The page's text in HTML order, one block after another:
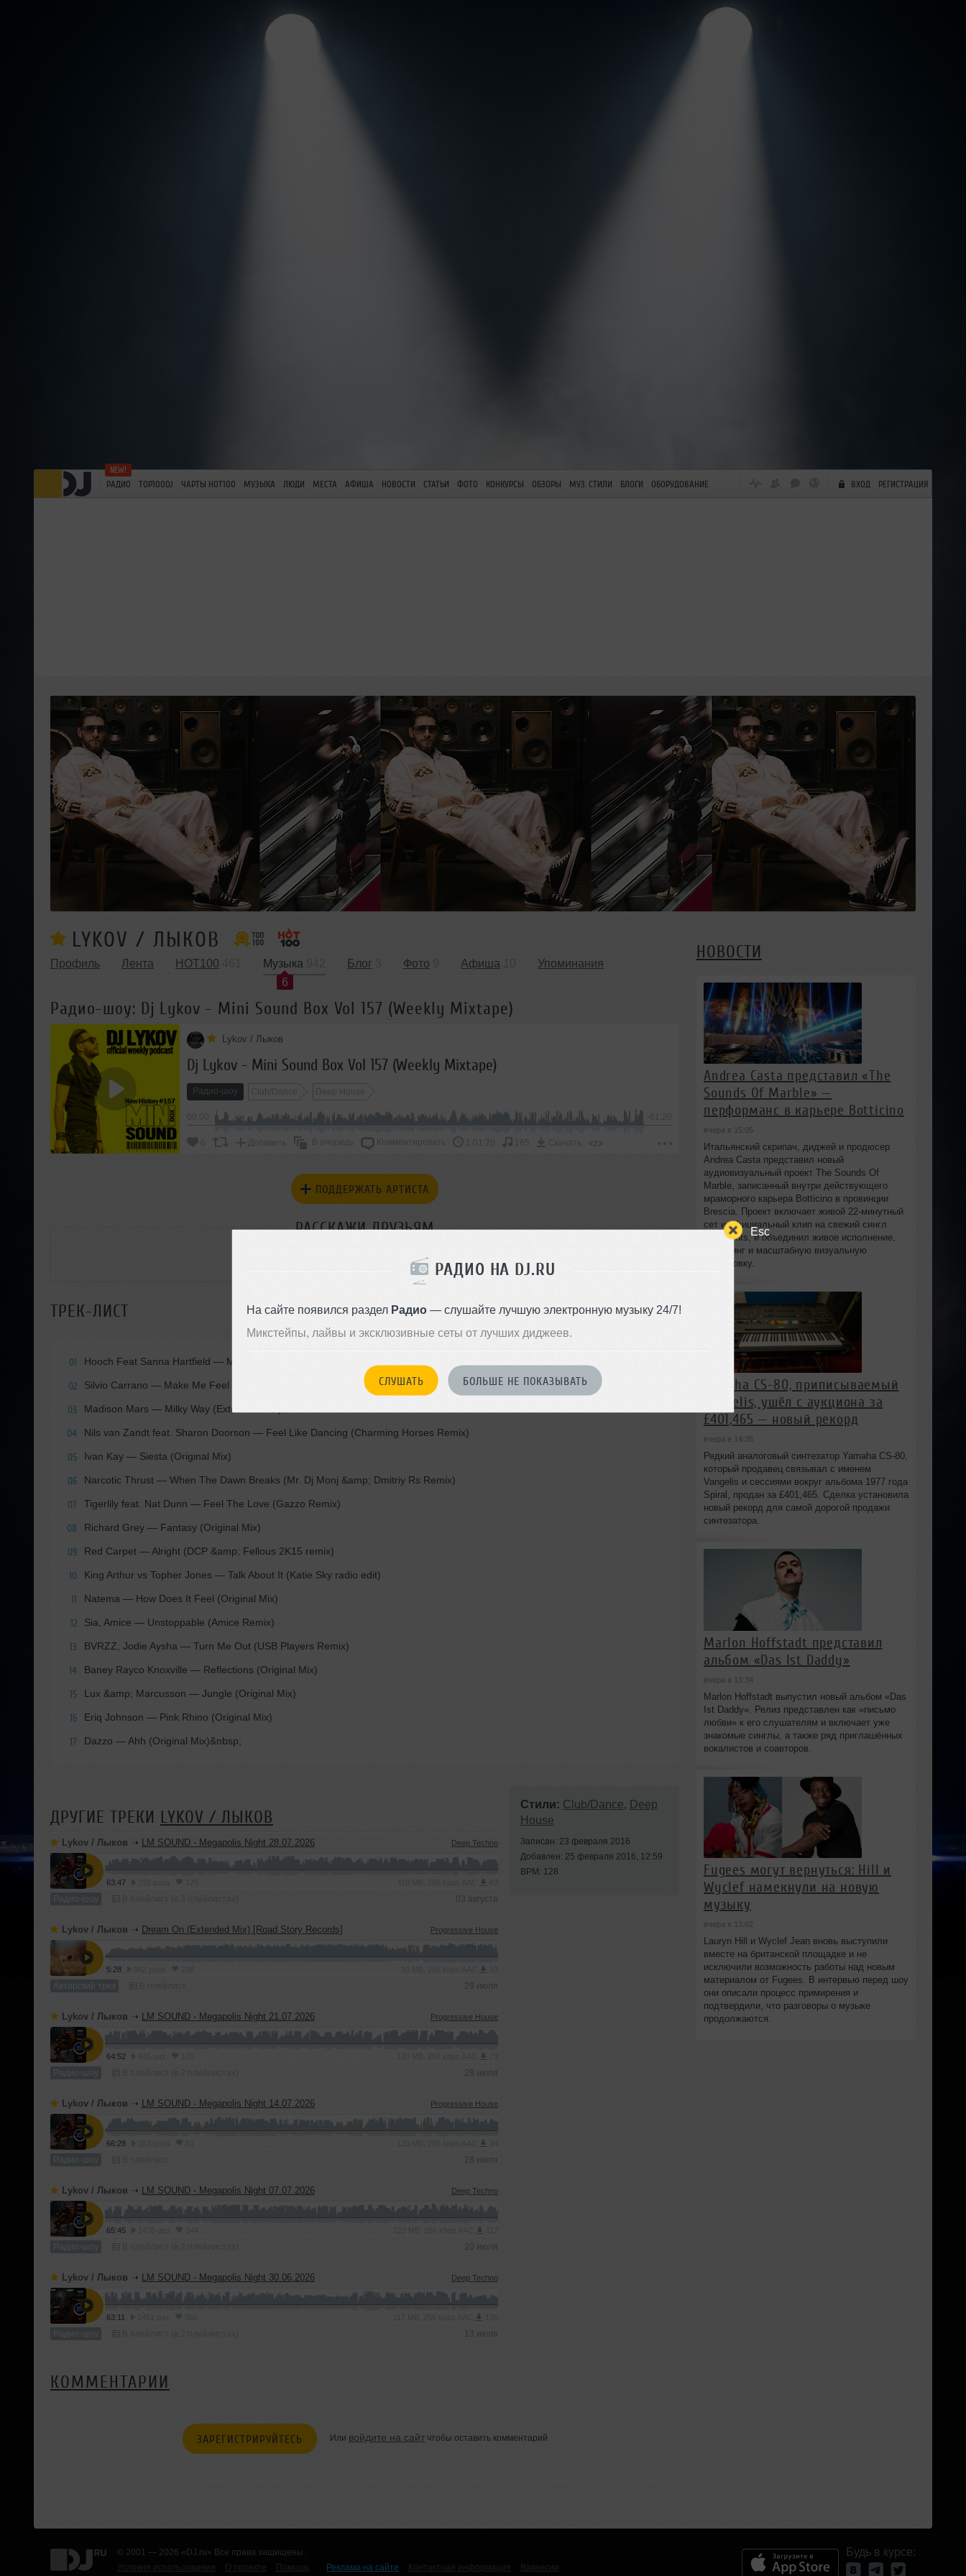
Esc
РАДИО НА DJ.RU
На сайте появился раздел Радио— слушайте лучшую электронную музыку 24/7!
Микстейпы, лайвы и эксклюзивные сеты от лучших диджеев.
СЛУШАТЬ БОЛЬШЕ НЕ ПОКАЗЫВАТЬ
РАДИО TOP100DJ ЧАРТЫ HOT100 МУЗЫКА ЛЮДИ МЕСТА АФИША НОВОСТИ СТАТЬИ ФОТО КОНКУРСЫ ОБЗОРЫ МУЗ. СТИЛИ БЛОГИ ОБОРУДОВАНИЕ ВХОД РЕГИСТРАЦИЯ
LYKOV / ЛЫКОВ
Профиль Лента HOT100
Музыка
6
Блог Фото Афиша Упоминания
Радио-шоу: Dj Lykov - Mini Sound Box Vol 157 (Weekly Mixtape)
Lykov / Лыков
Dj Lykov - Mini Sound Box Vol 157 (Weekly Mixtape)
Радио-шоу Club/Dance Deep House
-61:20
6 Добавить В очередь Комментировать 1:01:20 165 Скачать </>
ПОДДЕРЖАТЬ АРТИСТА
РАССКАЖИ ДРУЗЬЯМ
ТРЕК-ЛИСТ
01 Hooch Feat Sanna Hartfield — My Way (Original mix)
02 Silvio Carrano — Make Me Feel (Original Mix)
03 Madison Mars — Milky Way (Extended Mix)
04 Nils van Zandt feat. Sharon Doorson — Feel Like Dancing (Charming Horses Remix)
05 Ivan Kay — Siesta (Original Mix)
06 Narcotic Thrust — When The Dawn Breaks (Mr. Dj Monj &amp; Dmitriy Rs Remix)
07 Tigerlily feat. Nat Dunn — Feel The Love (Gazzo Remix)
08 Richard Grey — Fantasy (Original Mix)
09 Red Carpet — Alright (DCP &amp; Fellous 2K15 remix)
10 King Arthur vs Topher Jones — Talk About It (Katie Sky radio edit)
11 Natema — How Does It Feel (Original Mix)
12 Sia, Amice — Unstoppable (Amice Remix)
13 BVRZZ, Jodie Aysha — Turn Me Out (USB Players Remix)
14 Baney Rayco Knoxville — Reflections (Original Mix)
15 Lux &amp; Marcusson — Jungle (Original Mix)
16 Eriq Johnson — Pink Rhino (Original Mix)
17 Dazzo — Ahh (Original Mix)&nbsp;
ДРУГИЕ ТРЕКИ LYKOV / ЛЫКОВ
Lykov / Лыков ➝ LM SOUND - Megapolis Night 28.07.2026 Deep Techno
63:47
Радио-шоу 03 августа
Lykov / Лыков ➝ Dream On (Extended Mix) [Road Story Records] Progressive House
5:28
Авторский трек 29 июля
Lykov / Лыков ➝ LM SOUND - Megapolis Night 21.07.2026 Progressive House
64:52
Радио-шоу 28 июля
Lykov / Лыков ➝ LM SOUND - Megapolis Night 14.07.2026 Progressive House
66:28
Радио-шоу 28 июля
Lykov / Лыков ➝ LM SOUND - Megapolis Night 07.07.2026 Deep Techno
65:45
Радио-шоу 20 июля
Lykov / Лыков ➝ LM SOUND - Megapolis Night 30.06.2026 Deep Techno
63:11
Радио-шоу 13 июля
Стили: Club/Dance, Deep
House
Записан: 23 февраля 2016
Добавлен: 25 февраля 2016, 12:59
BPM: 128
КОММЕНТАРИИ
ЗАРЕГИСТРИРУЙТЕСЬ Или войдите на сайтчтобы оставить комментарий
НОВОСТИ
Andrea Casta представил «The
Sounds Of Marble» —
перформанс в карьере Botticino
вчера в 15:05
Итальянский скрипач, диджей и продюсер
Andrea Casta представил новый
аудиовизуальный проект The Sounds Of
Marble, записанный внутри действующего
мраморного карьера Botticino в провинции
Brescia. Проект включает живой 22‑минутный
сет и официальный клип на свежий сингл
Fragments, и объединил живое исполнение,
диджеинг и масштабную визуальную
постановку.
Yamaha CS-80, приписываемый
Vangelis, ушёл с аукциона за
£401,465 — новый рекорд
вчера в 14:35
Редкий аналоговый синтезатор Yamaha CS-80,
который продавец связывал с именем
Vangelis и сессиями вокруг альбома 1977 года
Spiral, продан за £401,465. Сделка установила
новый рекорд для самой дорогой продажи
синтезатора.
Marlon Hoffstadt представил
альбом «Das Ist Daddy»
вчера в 13:34
Marlon Hoffstadt выпустил новый альбом «Das
Ist Daddy». Релиз представлен как «письмо
любви» к его слушателям и включает уже
знакомые синглы, а также ряд приглашённых
вокалистов и соавторов.
Fugees могут вернуться: Hill и
Wyclef намекнули на новую
музыку
вчера в 13:02
Lauryn Hill и Wyclef Jean вновь выступили
вместе на британской площадке и не
исключили возможность работы над новым
материалом от Fugees. В интервью перед шоу
они описали процесс примирения и
подтвердили, что разговоры о музыке
продолжаются.
© 2001 — 2026 «DJ.ru» Все права защищены.
Условия использования
О проекте Помощь Реклама на сайте Контактная информация Вакансии
Будь в курсе: